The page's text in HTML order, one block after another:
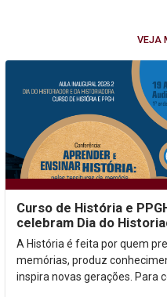
VEJA
Curso de História e
celebram Dia do
com conferência na aula
inaugural do semestre
A História é feita por quem
memórias, produz
inspira novas gerações. Para celebrar